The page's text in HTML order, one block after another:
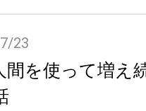
23
間を使って増え